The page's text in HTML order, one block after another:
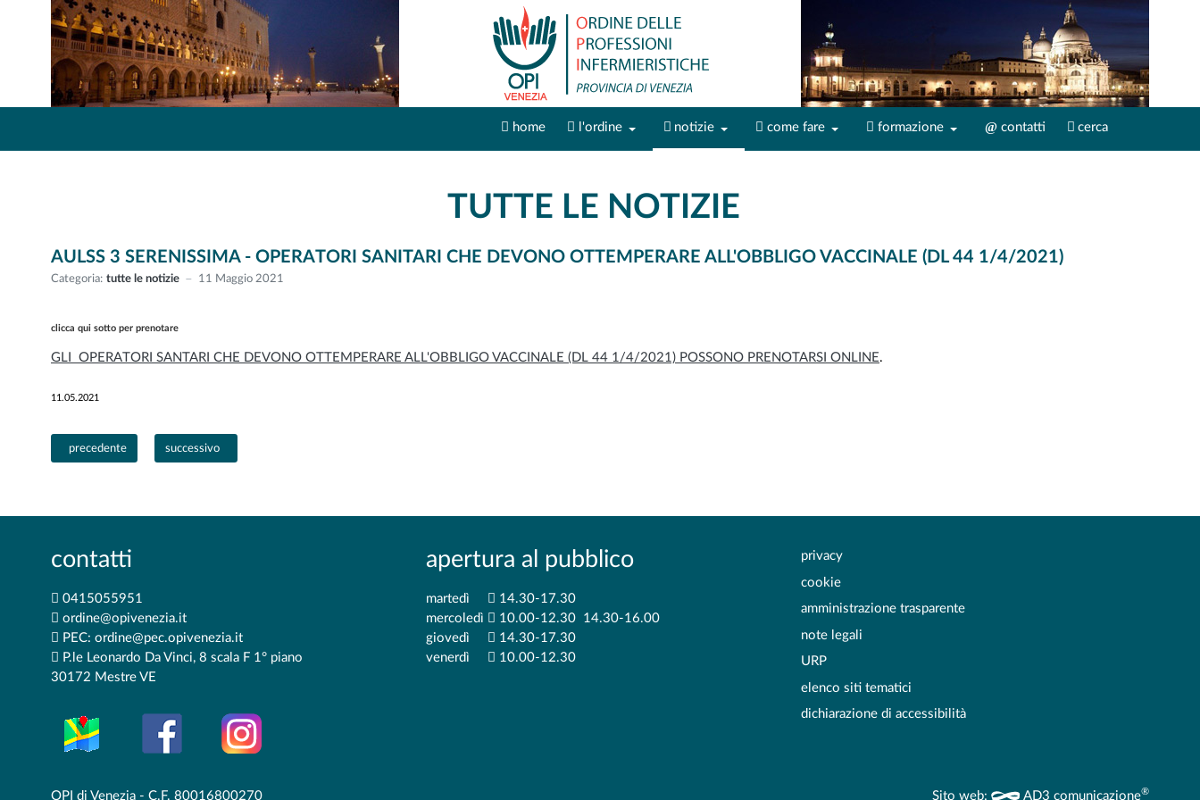
home l'ordine notizie come fare formazione contatti cerca
TUTTE LE NOTIZIE
AULSS 3 SERENISSIMA - OPERATORI SANITARI CHE DEVONO OTTEMPERARE ALL'OBBLIGO VACCINALE (DL 44 1/4/2021)
Categoria: tutte le notizie 11 Maggio 2021
clicca qui sotto per prenotare
GLI OPERATORI SANTARI CHE DEVONO OTTEMPERARE ALL'OBBLIGO VACCINALE (DL 44 1/4/2021) POSSONO PRENOTARSI ONLINE.
11.05.2021
Articolo precedente: Per l’Ordine punti cardine sempre scienza e diritto alla salute
precedente Articolo successivo: 12 MAGGIO 2021 GIORNATA INTERNAZIONALE DELL'INFERMIERE
successivo
contatti
0415055951
ordine@opivenezia.it
PEC: ordine@pec.opivenezia.it
P.le Leonardo Da Vinci, 8 scala F 1° piano
30172 Mestre VE
apertura al pubblico
martedì
14.30-17.30
mercoledì
10.00-12.30 14.30-16.00
giovedì
14.30-17.30
venerdì
10.00-12.30
privacy
cookie
amministrazione trasparente
note legali
URP
elenco siti tematici
dichiarazione di accessibilità
OPI di Venezia - C.F. 80016800270 Sito web: AD3 comunicazione®